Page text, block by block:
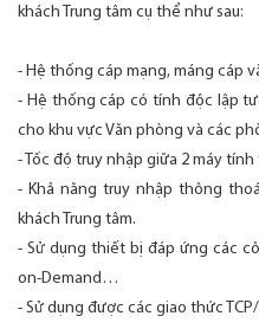
khách Trung tâm cụ thể như sau:
- Hệ thống cáp mạng, máng cáp
- Hệ thống cáp có tính độc lập
cho khu vực Văn phòng và các
- Tốc độ truy nhập giữa 2 máy
- Khả năng truy nhập thông
khách Trung tâm.
- Sử dụng thiết bị đáp ứng các
on-Demand…
- Sử dụng được các giao thức